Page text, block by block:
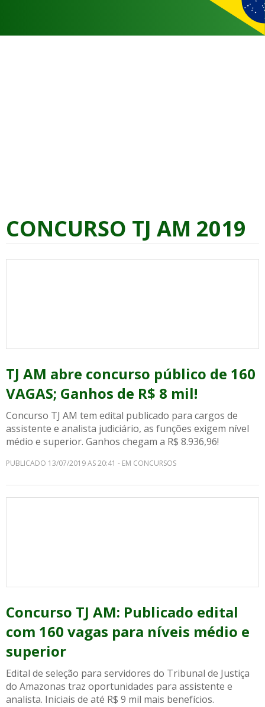
CONCURSO TJ AM 2019
TJ AM abre concurso público de 160
VAGAS; Ganhos de R$ 8 mil!
Concurso TJ AM tem edital publicado para cargos de
assistente e analista judiciário, as funções exigem nível
médio e superior. Ganhos chegam a R$ 8.936,96!
PUBLICADO 13/07/2019 AS 20:41 - EM CONCURSOS
Concurso TJ AM: Publicado edital
com 160 vagas para níveis médio e
superior
Edital de seleção para servidores do Tribunal de Justiça
do Amazonas traz oportunidades para assistente e
analista. Iniciais de até R$ 9 mil mais benefícios.